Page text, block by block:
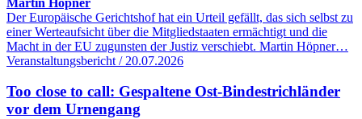
Der Europäische Gerichtshof hat ein Urteil gefällt, das sich selbst zu
einer Werteaufsicht über die Mitgliedstaaten ermächtigt und die
Macht in der EU zugunsten der Justiz verschiebt. Martin Höpner…
Veranstaltungsbericht / 20.07.2026
Too close to call: Gespaltene Ost-Bindestrichländer
vor dem Urnengang